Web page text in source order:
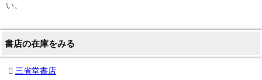
い。
書店の在庫をみる
三省堂書店